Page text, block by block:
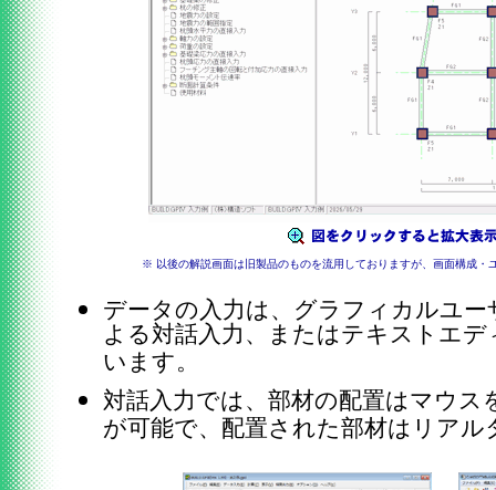
※ 以後の解説画面は旧製品のものを流用しておりますが、画面構成・
データの入力は、グラフィカルユ
よる対話入力、またはテキストエ
います。
対話入力では、部材の配置はマウス
が可能で、配置された部材はリア